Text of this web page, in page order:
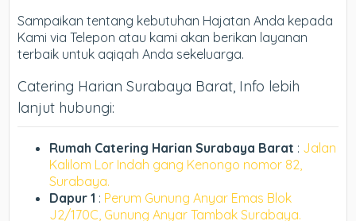
Sampaikan tentang kebutuhan Hajatan Anda kepada
Kami via Telepon atau kami akan berikan layanan
terbaik untuk aqiqah Anda sekeluarga.
Catering Harian Surabaya Barat, Info lebih
lanjut hubungi:
Rumah Catering Harian Surabaya Barat : Jalan
Kalilom Lor Indah gang Kenongo nomor 82,
Surabaya.
Dapur 1 : Perum Gunung Anyar Emas Blok
J2/170C, Gunung Anyar Tambak Surabaya.